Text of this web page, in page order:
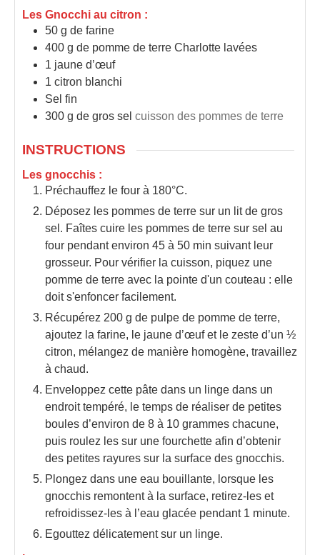
Les Gnocchi au citron :
50 g de farine
400 g de pomme de terre Charlotte lavées
1 jaune d’œuf
1 citron blanchi
Sel fin
300 g de gros sel cuisson des pommes de terre
INSTRUCTIONS
Les gnocchis :
Préchauffez le four à 180°C.
Déposez les pommes de terre sur un lit de gros
sel. Faîtes cuire les pommes de terre sur sel au
four pendant environ 45 à 50 min suivant leur
grosseur. Pour vérifier la cuisson, piquez une
pomme de terre avec la pointe d'un couteau : elle
doit s'enfoncer facilement.
Récupérez 200 g de pulpe de pomme de terre,
ajoutez la farine, le jaune d’œuf et le zeste d’un ½
citron, mélangez de manière homogène, travaillez
à chaud.
Enveloppez cette pâte dans un linge dans un
endroit tempéré, le temps de réaliser de petites
boules d’environ de 8 à 10 grammes chacune,
puis roulez les sur une fourchette afin d’obtenir
des petites rayures sur la surface des gnocchis.
Plongez dans une eau bouillante, lorsque les
gnocchis remontent à la surface, retirez-les et
refroidissez-les à l’eau glacée pendant 1 minute.
Egouttez délicatement sur un linge.